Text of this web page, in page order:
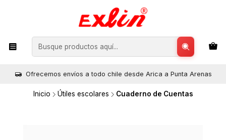
Ofrecemos envíos a todo chile desde Arica a Punta Arenas
Inicio Útiles escolares Cuaderno de Cuentas